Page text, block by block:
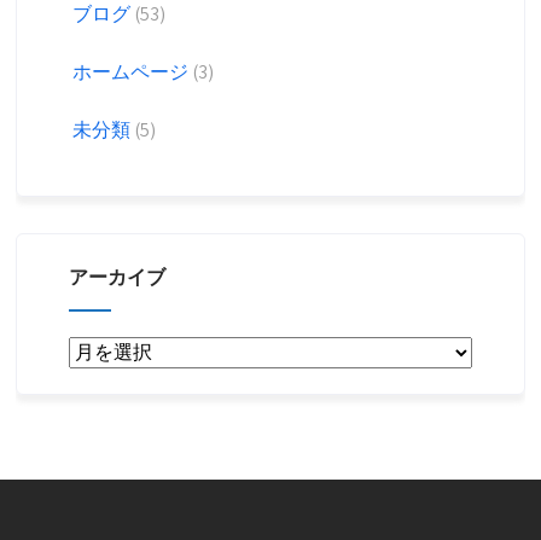
ブログ(53)
ホームページ (3)
未分類(5)
アーカイブ
ア
ブ